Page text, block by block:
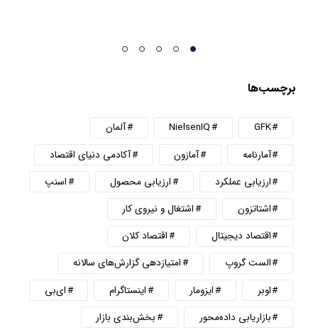
برچسب‌ها
GFK
NielsenIQ
آلمان
آمارنامه
آمازون
آکادمی دنیای اقتصاد
ارزیابی عملکرد
ارزیابی محصول
اسنپ
اشتاتزون
اشتغال و نیروی کار
اقتصاد دیجیتال
اقتصاد کلان
الست گروپ
امتیازدهی گزارش‌های سالانه
اوبر
ایزومار اینستاگرام
ای‌بی
بازاریابی داده‌محور
بخش‌بندی بازار